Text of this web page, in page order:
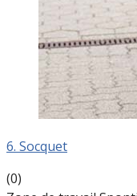
6. Socquet
(0)